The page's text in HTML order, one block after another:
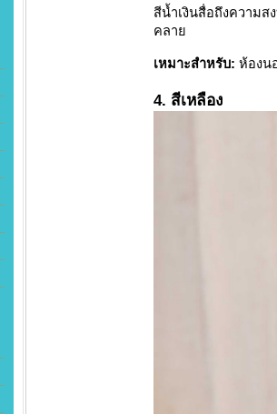
สีน้ำเงินสื่อถึงความส
คลาย
เหมาะสำหรับ: ห้องน
4. สีเหลือง